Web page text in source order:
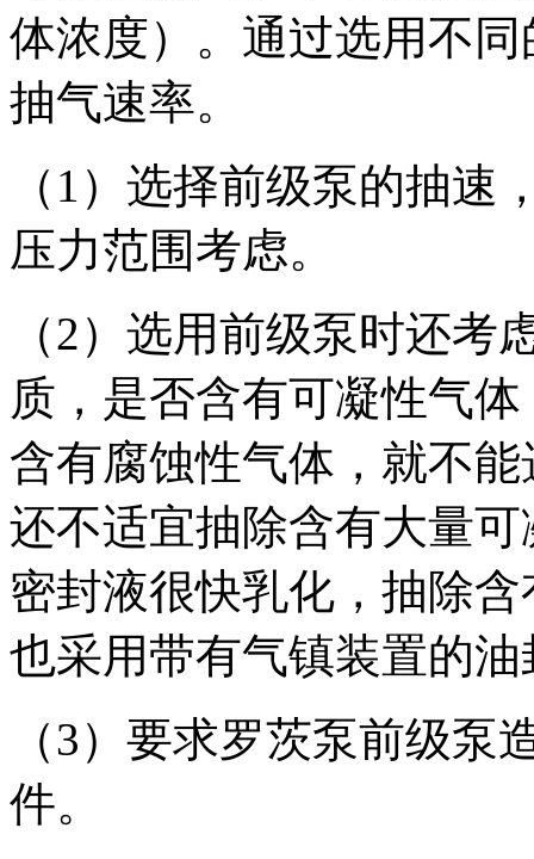
体浓度）。通过选用不
抽气速率。
（1）选择前级泵的抽
压力范围考虑。
（2）选用前级泵时还
质，是否含有可凝性气
含有腐蚀性气体，就不
还不适宜抽除含有大量
密封液很快乳化，抽除
也采用带有气镇装置的
（3）要求罗茨泵前级
件。